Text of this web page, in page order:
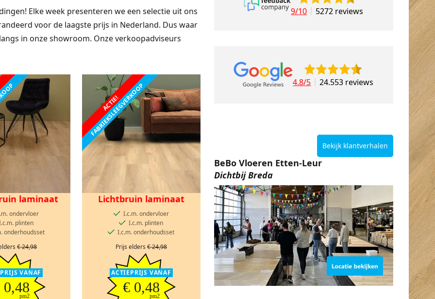
Elke week presenteren we een selectie uit ons
voor de laagste prijs in Nederland. Dus waar
in onze showroom. Onze verkoopadviseurs
laminaat
ondervloer
plinten
onderhoudsset
€ 24,98
VANAF
0,48
pm2
ACTIE!
FABRIEKSLEEGVERKOOP
Lichtbruin laminaat
I.c.m. ondervloer
I.c.m. plinten
I.c.m. onderhoudsset
Prijs elders€ 24,98
ACTIEPRIJS VANAF
€ 0,48
pm2
9/10 5272 reviews
4.8/5 24.553 reviews
Bekijk klantverhalen
BeBo Vloeren Etten-Leur
Dichtbij Breda